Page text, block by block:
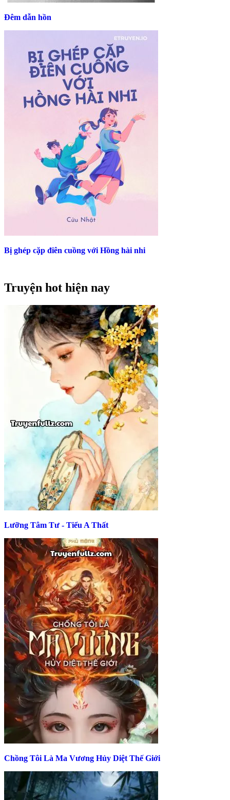
Đêm dẫn hồn
Bị ghép cặp điên cuồng với Hồng hài nhi
Truyện hot hiện nay
Lưỡng Tâm Tư - Tiểu A Thất
Chồng Tôi Là Ma Vương Hủy Diệt Thế Giới